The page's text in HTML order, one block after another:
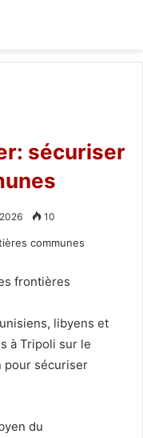
sécuriser
10
frontières
libyens et
à Tripoli sur le
pour sécuriser
du